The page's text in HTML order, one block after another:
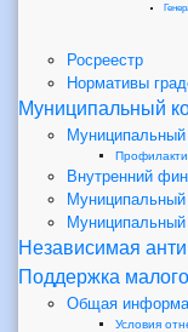
Росреестр
Нормативы
Муниципальный
Внутренний
Муниципальный
Независимая
Поддержка
Общая
Условия